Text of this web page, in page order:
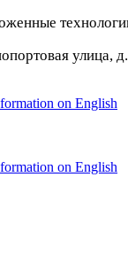
улица,
on English
on English